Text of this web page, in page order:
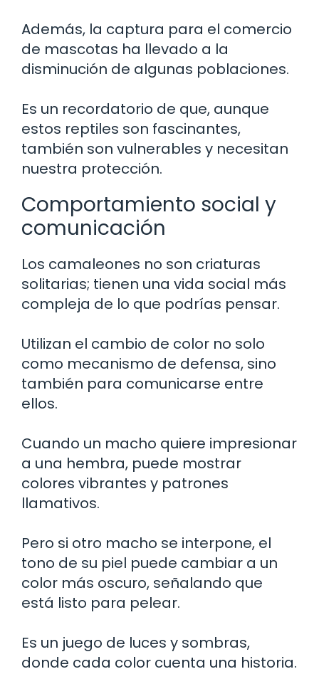
Además, la captura para el comercio
de mascotas ha llevado a la
disminución de algunas poblaciones.
Es un recordatorio de que, aunque
estos reptiles son fascinantes,
también son vulnerables y necesitan
nuestra protección.
Comportamiento social y
comunicación
Los camaleones no son criaturas
solitarias; tienen una vida social más
compleja de lo que podrías pensar.
Utilizan el cambio de color no solo
como mecanismo de defensa, sino
también para comunicarse entre
ellos.
Cuando un macho quiere impresionar
a una hembra, puede mostrar
colores vibrantes y patrones
llamativos.
Pero si otro macho se interpone, el
tono de su piel puede cambiar a un
color más oscuro, señalando que
está listo para pelear.
Es un juego de luces y sombras,
donde cada color cuenta una historia.